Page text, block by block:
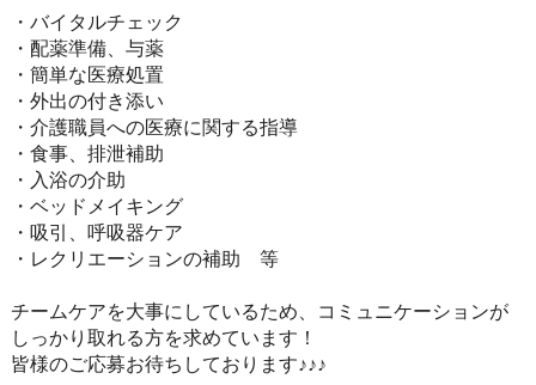
・バイタルチェック
・配薬準備、与薬
・簡単な医療処置
・外出の付き添い
・介護職員への医療に関する指導
・食事、排泄補助
・入浴の介助
・ベッドメイキング
・吸引、呼吸器ケア
・レクリエーションの補助 等
チームケアを大事にしているため、コミュニケーションが
しっかり取れる方を求めています！
皆様のご応募お待ちしております♪♪♪